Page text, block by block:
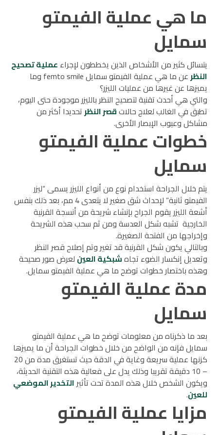
ما هي عملية الفيمتو
سمايل
يتسائل كثير من الأشخاص الذين يخططون لإجراء عملية تصحيح
النظر
عن ما هي عملية الفيمتو سمايل femto smile وما
يميزها عن غيرها من عمليات الليزر؟
والتي هي أحدث تقنية لتصحيح النظر بالليزر موجودة حتى اليوم،
تطبق في الغالب لعلاج حالاتقصر النظرتحديدا أكثر من
مشاكل وعيوب الإبصار الأخرى.
خطوات عملية الفيمتو
سمايل
يتم خلال الجراحة استخدام نوع من أنواع الليزر يسمى “ليزر
الفيمتو ثانية” لإحداث شق صغير لا يتعدى 4 مم، بعد ذلك بنفس
أشعة الليزر يقوم الجراح بإنشاء شريحة من أنسجة القرنية
الخارجية تشبه شكل العدسة ومن ثم سحب هذه الشريحة
وإخراجها من الفتحة الصغيرة.
وبالتالي يكون شكل القرنية قد تغير وتم إصلاح قصر النظر
وتعديل إنكسار الضوء تجاهشبكية العين لعرض صور صحيحة
وهذه باختصار خطوات توضح ما هي عملية الفيمتو سمايل.
مدة عملية الفيمتو
سمايل
بعد ما ذكرناه من معلومات توضح ما هي عملية الفيمتو
سمايل فإنه من الواضح من خلال خطوات الجراحة أن ما يميزها
كزنها عملية سريعة وغاية في الدقة حيث تستغرق مدة من 20
– 10 دقيقة تقريبا وذلك يدل على فعالية هذه التقنية الحديثة،
ويكون الشخص خلال هذه المدة تحت تأثيرالتخدير الموضعي
للعين.
مزايا عملية الفيمتو